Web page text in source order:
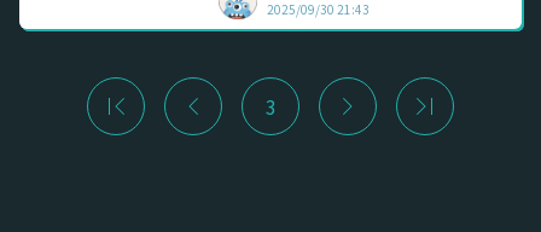
2025/09/30 21:43
3